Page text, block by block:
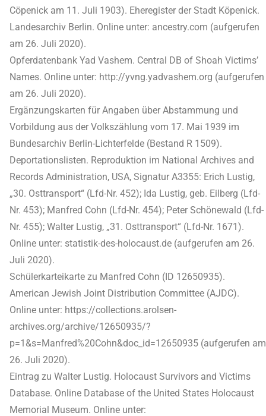
Cöpenick am 11. Juli 1903). Eheregister der Stadt Köpenick.
Landesarchiv Berlin. Online unter: ancestry.com (aufgerufen
am 26. Juli 2020).
Opferdatenbank Yad Vashem. Central DB of Shoah Victims’
Names. Online unter: http://yvng.yadvashem.org (aufgerufen
am 26. Juli 2020).
Ergänzungskarten für Angaben über Abstammung und
Vorbildung aus der Volkszählung vom 17. Mai 1939 im
Bundesarchiv Berlin-Lichterfelde (Bestand R 1509).
Deportationslisten. Reproduktion im National Archives and
Records Administration, USA, Signatur A3355: Erich Lustig,
„30. Osttransport“ (Lfd-Nr. 452); Ida Lustig, geb. Eilberg (Lfd-
Nr. 453); Manfred Cohn (Lfd-Nr. 454); Peter Schönewald (Lfd-
Nr. 455); Walter Lustig, „31. Osttransport“ (Lfd-Nr. 1671).
Online unter: statistik-des-holocaust.de (aufgerufen am 26.
Juli 2020).
Schülerkarteikarte zu Manfred Cohn (ID 12650935).
American Jewish Joint Distribution Committee (AJDC).
Online unter: https://collections.arolsen-
archives.org/archive/12650935/?
p=1&s=Manfred%20Cohn&doc_id=12650935 (aufgerufen am
26. Juli 2020).
Eintrag zu Walter Lustig. Holocaust Survivors and Victims
Database. Online Database of the United States Holocaust
Memorial Museum. Online unter: